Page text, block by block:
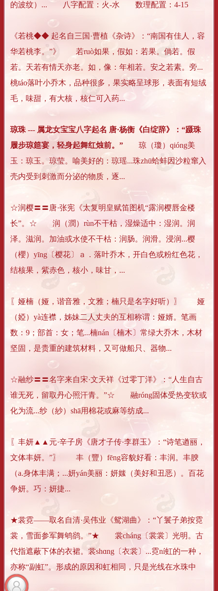
的波纹）... 八字配置：火-水 数理配置：4-15
《若桃◆◆ 起名自三国·曹植《杂诗》：“南国有佳人，容
华若桃李。”》 若ruò如果，假如：若果。倘若。假
若。天若有情天亦老。如，像：年相若。安之若素。旁...
桃táo落叶小乔木，品种很多，果实略呈球形，表面有短绒
毛，味甜，有大核，核仁可入药...
琼珠 --- 属龙女宝宝八字起名 唐·杨衡《白绽辞》：“蹑珠
履步琼筵宴，轻身起舞红烛前。” 琼（瓊）qióng美
玉：琼玉。琼莹。喻美好的：琼瑶...珠zhū蛤蚌因沙粒窜入
壳内受到刺激而分泌的物质，逐...
☆润樱〓〓唐·张宪《太复明皇赋笛图机“露润樱唇金楼
长”。☆ 润（潤）rùn不干枯，湿燥适中：湿润。润
泽。滋润。加油或水使不干枯：润肠。润滑。浸润...樱
（櫻）yīng〔樱花〕ａ．落叶乔木，开白色或粉红色花，
结核果，紫赤色，核小，味甘，...
〖娅楠（娅，谐音雅，文雅；楠只是名字好听）〗 娅
（婭）yà连襟，姊妹二人丈夫的互相称谓：娅婿。笔画
数：9；部首：女；笔...楠nán〔楠木〕常绿大乔木，木材
坚固，是贵重的建筑材料，又可做船只、器物...
☆融纱〓〓名字来自宋·文天祥《过零丁洋》：“人生自古
谁无死，留取丹心照汗青。”☆ 融róng固体受热变软或
化为流...纱（紗）shā用棉花或麻等纺成...
〖丰妍▲▲元·辛子房《唐才子传·李群玉》：“诗笔遒丽，
文体丰妍。”〗 丰（豐）fēng容貌好看：丰润。丰腴
（a.身体丰满；...妍yán美丽：妍媸（美好和丑恶）。百花
争妍。巧：妍捷...
★裳霓——取名自清·吴伟业《鸳湖曲》：“丫鬟子弟按霓
裳，雪面参军舞鸲鹆。”★ 裳cháng〔裳裳〕光明。古
代指遮蔽下体的衣裙。裳shɑng〔衣裳〕...霓ní虹的一种，
亦称“副虹”。形成的原因和虹相同，只是光线在水珠中
的...